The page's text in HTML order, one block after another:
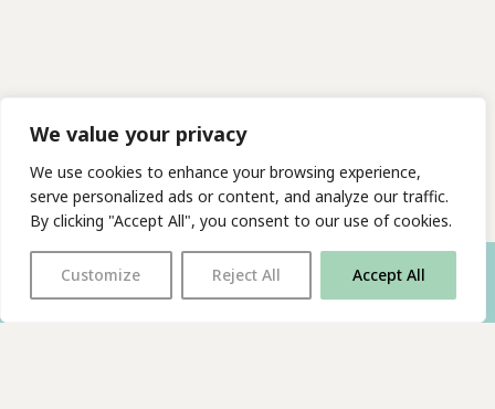
We value your privacy
We use cookies to enhance your browsing experience,
serve personalized ads or content, and analyze our traffic.
By clicking "Accept All", you consent to our use of cookies.
Customize Reject All Accept All